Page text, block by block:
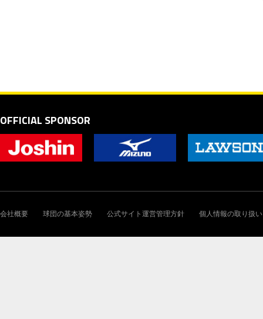
OFFICIAL SPONSOR
会社概要 球団の基本姿勢 公式サイト運営管理方針 個人情報の取り扱い